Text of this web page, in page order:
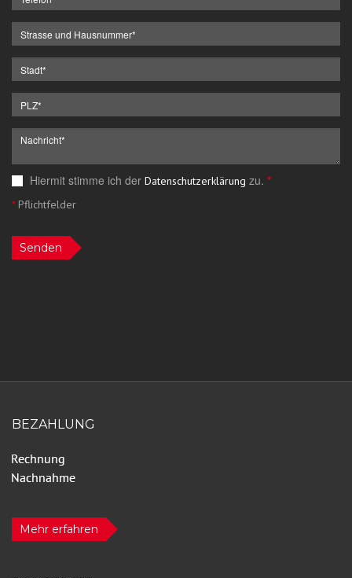
Hiermit stimme ich der Datenschutzerklärung zu. *
*Pflichtfelder
Senden
BEZAHLUNG
Mehr erfahren